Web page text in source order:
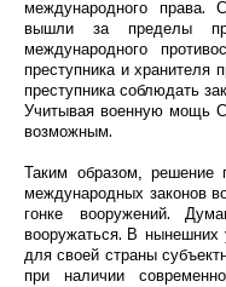
международного права.
вышли за пределы
международного
преступника и хранителя
преступника соблюдать
Учитывая военную мощь
возможным.
Таким образом,
международных законов
гонке вооружений.
вооружаться. В нынешних
для своей страны
при наличии